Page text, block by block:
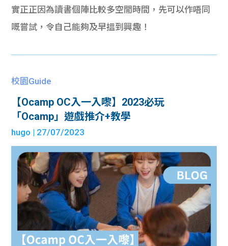
實正正因為讀書個陣比較多空閒時間，先可以作唔同
嘅嘗試，令自己能夠及早搵到興趣！
校園Guide
【Ocamp OC入一入嚟】2023必玩
「Ocamp」遊戲推介+教學
hugo | 27/07/2023